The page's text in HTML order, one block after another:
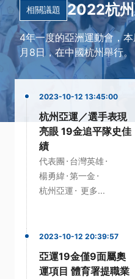
相關議題 2022杭
4年一度的亞洲運動會，
月8日，在中國杭州舉行。
2023-10-12 13:45:00
杭州亞運／選手表現
亮眼 19金追平隊史佳
績
代表團 · 台灣英雄·
楊勇緯·第一金 ·
杭州亞運 · 更多...
2023-10-12 20:39:57
亞運19金僅9面屬奧
運項目 體育署提職業